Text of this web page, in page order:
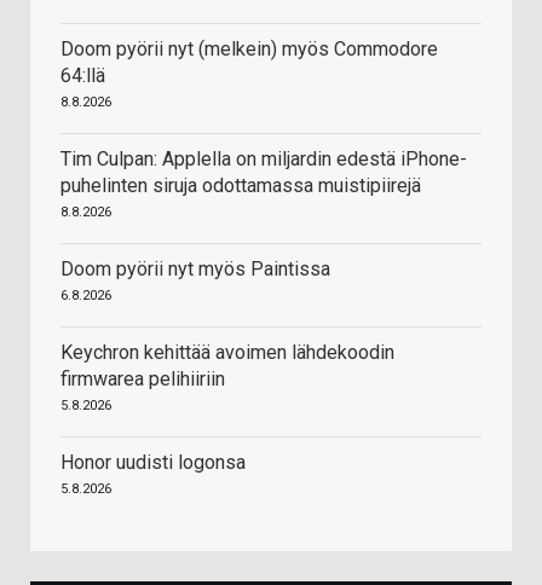
Doom pyörii nyt (melkein) myös Commodore
64:llä
8.8.2026
Tim Culpan: Applella on miljardin edestä iPhone-
puhelinten siruja odottamassa muistipiirejä
8.8.2026
Doom pyörii nyt myös Paintissa
6.8.2026
Keychron kehittää avoimen lähdekoodin
firmwarea pelihiiriin
5.8.2026
Honor uudisti logonsa
5.8.2026